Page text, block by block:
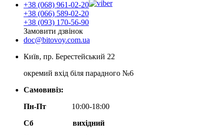
+38 (068) 961-02-20
+38 (066) 589-02-20
+38 (093) 170-56-90
Замовити дзвінок
doc@bitovoy.com.ua
Київ, пр. Берестейський 22
окремий вхід біля парадного №6
Самовивіз:
Пн-Пт
10:00-18:00
Сб
вихідний